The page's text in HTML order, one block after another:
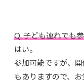
Q. 子ども連れでも
はい。
参加可能ですが、
もありますので、